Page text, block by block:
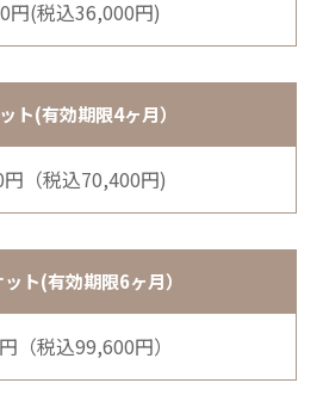
円(税込36,000円)
ト(有効期限4ヶ月）
（税込70,400円)
ト(有効期限6ヶ月）
（税込99,600円）